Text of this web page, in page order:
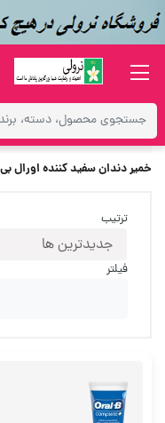
خمیر دندان سفید کننده اورال بی
ترتیب
فیلتر